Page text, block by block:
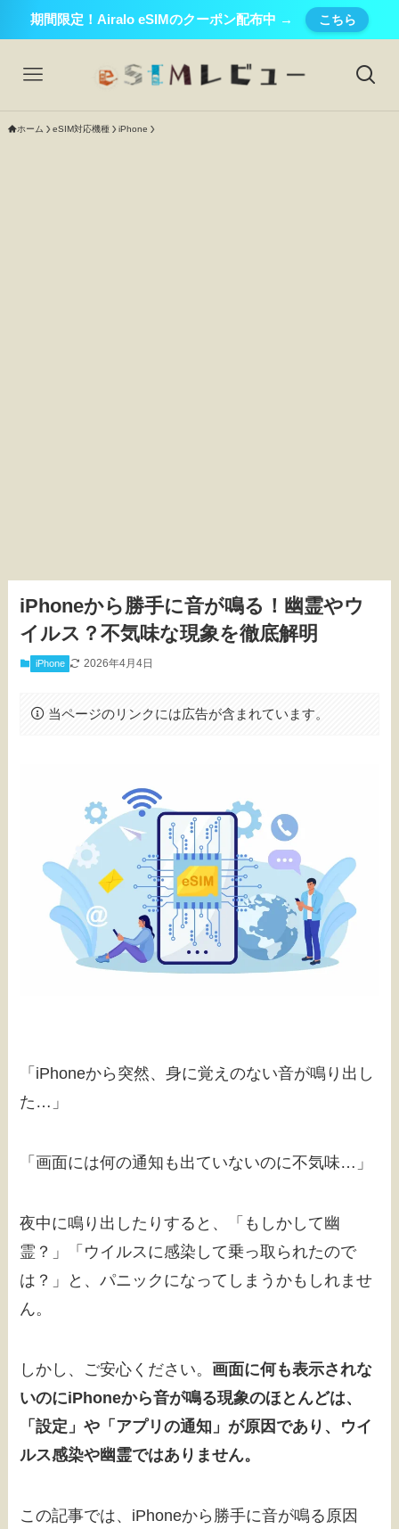
期間限定！Airalo eSIMのクーポン配布中 → こちら
ホーム eSIM対応機種 iPhone
iPhoneから勝手に音が鳴る！幽霊やウ
イルス？不気味な現象を徹底解明
iPhone 2026年4月4日
当ページのリンクには広告が含まれています。
「iPhoneから突然、身に覚えのない音が鳴り出し
た…」
「画面には何の通知も出ていないのに不気味…」
夜中に鳴り出したりすると、「もしかして幽
霊？」「ウイルスに感染して乗っ取られたので
は？」と、パニックになってしまうかもしれませ
ん。
しかし、ご安心ください。画面に何も表示されな
いのにiPhoneから音が鳴る現象のほとんどは、
「設定」や「アプリの通知」が原因であり、ウイ
ルス感染や幽霊ではありません。
この記事では、iPhoneから勝手に音が鳴る原因